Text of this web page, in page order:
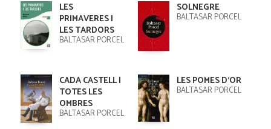
LES
PRIMAVERES I
LES TARDORS
BALTASAR PORCEL
SOLNEGRE
BALTASAR PORCEL
CADA CASTELL I
TOTES LES
OMBRES
BALTASAR PORCEL
LES POMES D'OR
BALTASAR PORCEL